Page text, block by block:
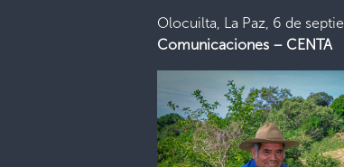
Olocuilta, La Paz, 6 de
Comunicaciones – CENTA